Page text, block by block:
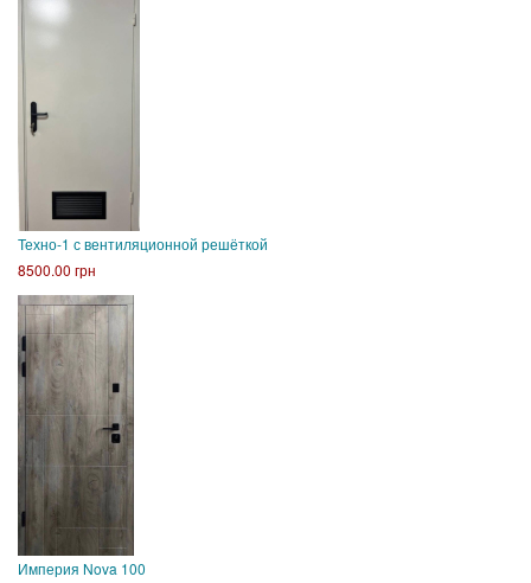
Техно-1 с вентиляционной решёткой
8500.00 грн
Империя Nova 100